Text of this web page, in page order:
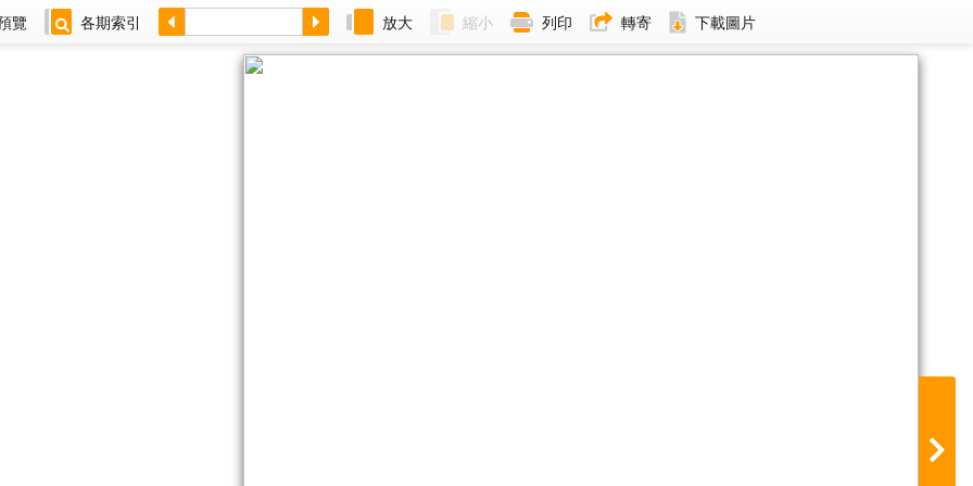
覽 各期索引 放大 縮小 列印 轉寄 下載圖片